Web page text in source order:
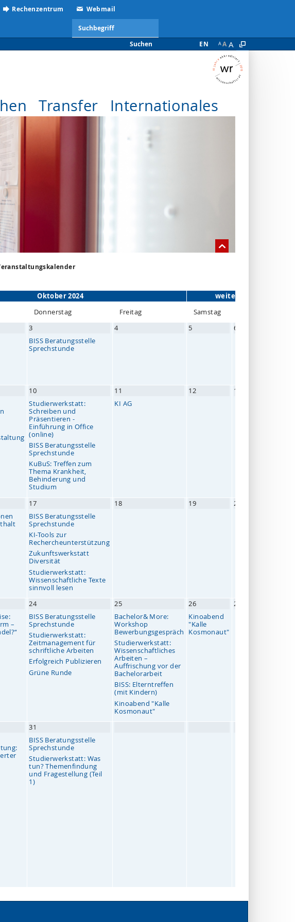
Rechenzentrum Webmail
Suchen EN A A A
Transfer Internationales
Oktober 2024
weiter >
Donnerstag Freitag Samstag
3
BISS Beratungsstelle
Sprechstunde
4 5 6
10
Studierwerkstatt:
Schreiben und
Präsentieren -
Einführung in Office
(online)
BISS Beratungsstelle
Sprechstunde
KuBuS: Treffen zum
Thema Krankheit,
Behinderung und
Studium
11
KI AG
12 13
17
BISS Beratungsstelle
Sprechstunde
KI-Tools zur
Rechercheunterstützung
Zukunftswerkstatt
Diversität
Studierwerkstatt:
Wissenschaftliche Texte
sinnvoll lesen
18 19 20
–
24
BISS Beratungsstelle
Sprechstunde
Studierwerkstatt:
Zeitmanagement für
schriftliche Arbeiten
Erfolgreich Publizieren
Grüne Runde
25
Bachelor& More:
Workshop
Bewerbungsgespräch
Studierwerkstatt:
Wissenschaftliches
Arbeiten –
Auffrischung vor der
Bachelorarbeit
BISS: Elterntreffen
(mit Kindern)
Kinoabend "Kalle
Kosmonaut"
26
Kinoabend
"Kalle
Kosmonaut"
27
31
BISS Beratungsstelle
Sprechstunde
Studierwerkstatt: Was
tun? Themenfindung
und Fragestellung (Teil
1)